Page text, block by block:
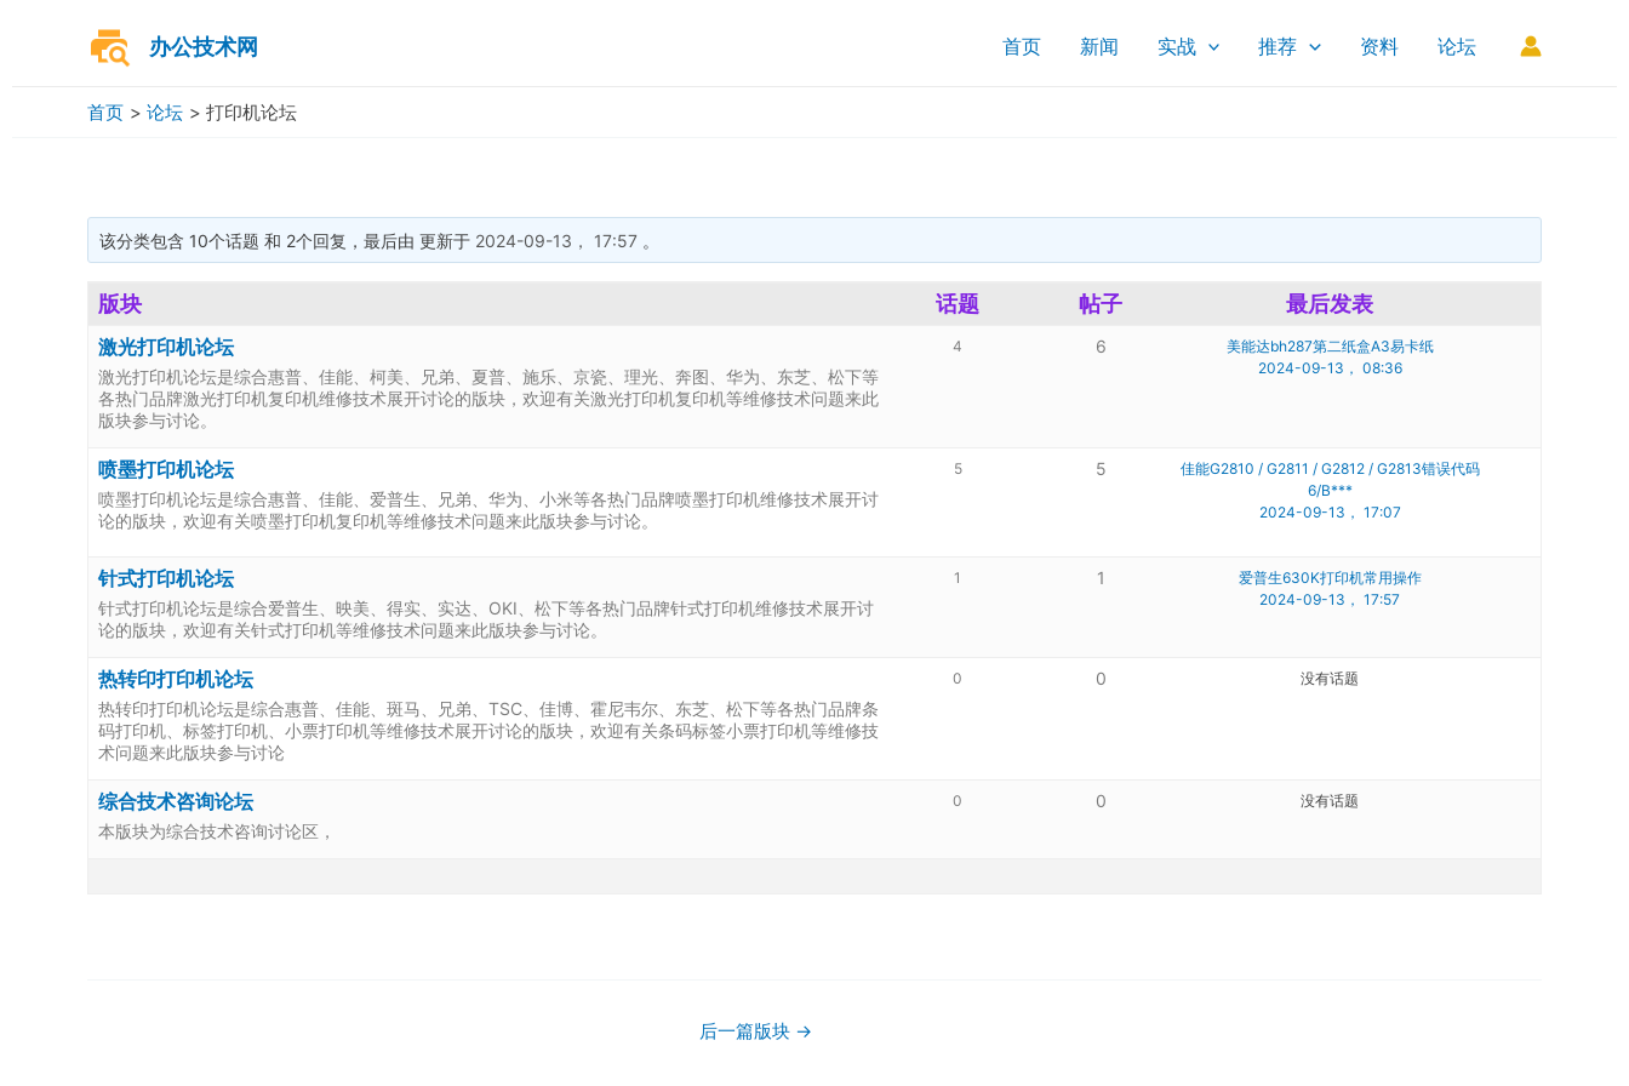
办公技术网 首页 新闻 实战 推荐 资料 论坛
首页 论坛 打印机论坛
该分类包含 10个话题 和 2个回复，最后由 更新于 2024-09-13， 17:57 。
版块 话题 帖子 最后发表
激光打印机论坛
激光打印机论坛是综合惠普、佳能、柯美、兄弟、夏普、施乐、京瓷、理光、奔图、华为、东芝、松下等
各热门品牌激光打印机复印机维修技术展开讨论的版块，欢迎有关激光打印机复印机等维修技术问题来此
版块参与讨论。
4 6
美能达bh287第二纸盒A3易卡纸
2024-09-13， 08:36
喷墨打印机论坛
喷墨打印机论坛是综合惠普、佳能、爱普生、兄弟、华为、小米等各热门品牌喷墨打印机维修技术展开讨
论的版块，欢迎有关喷墨打印机复印机等维修技术问题来此版块参与讨论。
5 5
佳能G2810 / G2811 / G2812 / G2813错误代码
6/B***
2024-09-13， 17:07
针式打印机论坛
针式打印机论坛是综合爱普生、映美、得实、实达、OKI、松下等各热门品牌针式打印机维修技术展开讨
论的版块，欢迎有关针式打印机等维修技术问题来此版块参与讨论。
1 1
爱普生630K打印机常用操作
2024-09-13， 17:57
热转印打印机论坛
热转印打印机论坛是综合惠普、佳能、斑马、兄弟、TSC、佳博、霍尼韦尔、东芝、松下等各热门品牌条
码打印机、标签打印机、小票打印机等维修技术展开讨论的版块，欢迎有关条码标签小票打印机等维修技
术问题来此版块参与讨论
0 0 没有话题
综合技术咨询论坛
本版块为综合技术咨询讨论区，
0 0 没有话题
navigation
后一篇版块 →